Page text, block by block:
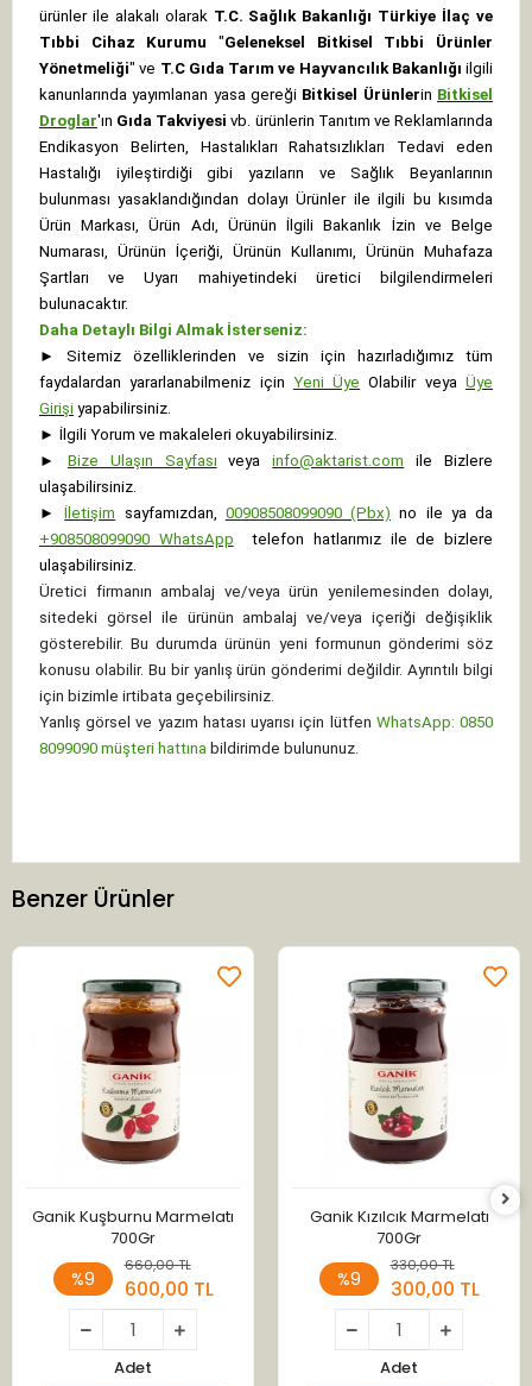
ürünler ile alakalı olarak T.C. Sağlık Bakanlığı Türkiye İlaç ve
Tıbbi Cihaz Kurumu "Geleneksel Bitkisel Tıbbi Ürünler
Yönetmeliği" ve T.C Gıda Tarım ve Hayvancılık Bakanlığı ilgili
kanunlarında yayımlanan yasa gereği Bitkisel Ürünlerin Bitkisel
Droglar'ın Gıda Takviyesi vb. ürünlerin Tanıtım ve Reklamlarında
Endikasyon Belirten, Hastalıkları Rahatsızlıkları Tedavi eden
Hastalığı iyileştirdiği gibi yazıların ve Sağlık Beyanlarının
bulunması yasaklandığından dolayı Ürünler ile ilgili bu kısımda
Ürün Markası, Ürün Adı, Ürünün İlgili Bakanlık İzin ve Belge
Numarası, Ürünün İçeriği, Ürünün Kullanımı, Ürünün Muhafaza
Şartları ve Uyarı mahiyetindeki üretici bilgilendirmeleri
bulunacaktır.
Daha Detaylı Bilgi Almak İsterseniz:
►
Sitemiz özelliklerinden ve sizin için hazırladığımız tüm
faydalardan yararlanabilmeniz için Yeni Üye Olabilir veyaÜye
Girişi yapabilirsiniz.
► İlgili Yorum ve makaleleri okuyabilirsiniz.
►
Bize Ulaşın Sayfası veya info@aktarist.com
ile Bizlere
ulaşabilirsiniz.
►
İletişim sayfamızdan, 00908508099090 (Pbx) no ile ya da
+908508099090 WhatsApp
telefon hatlarımız ile de bizlere
ulaşabilirsiniz.
Üretici firmanın ambalaj ve/veya ürün yenilemesinden dolayı,
sitedeki görsel ile ürünün ambalaj ve/veya içeriği değişiklik
gösterebilir. Bu durumda ürünün yeni formunun gönderimi söz
konusu olabilir. Bu bir yanlış ürün gönderimi değildir. Ayrıntılı bilgi
için bizimle irtibata geçebilirsiniz.
Yanlış görsel ve yazım hatası uyarısı için lütfen WhatsApp: 0850
8099090 müşteri hattına bildirimde bulununuz.
Benzer Ürünler
Ganik Kuşburnu Marmelatı
700Gr
%9
660,00 TL
600,00 TL
Adet
Ganik Kızılcık Marmelatı
700Gr
%9
330,00 TL
300,00 TL
Adet